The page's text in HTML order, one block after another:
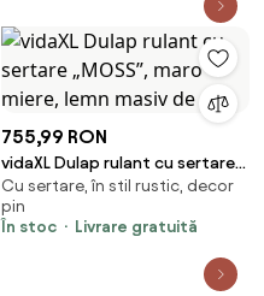
755,99 RON
vidaXL Dulap rulant cu sertare
„MOSS”, maro miere, lemn
masiv de pin
Cu sertare, în stil rustic, decor
pin
În stoc
Livrare gratuită